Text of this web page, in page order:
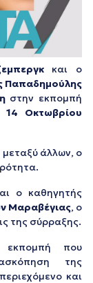
και ο
Παπαδημούλης
στην εκπομπή
14 Οκτωβρίου
άλλων, ο
ο καθηγητής
Μαραβέγιας, ο
της σύρραξης.
εκπομπή που
της
και